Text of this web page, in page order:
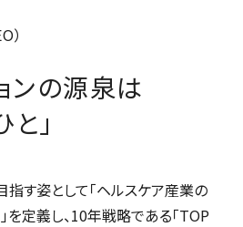
ンの源泉は
と」
す姿として「ヘルスケア産業の
を定義し、10年戦略である「TOP
）